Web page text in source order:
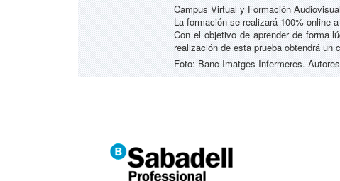
Campus Virtual y Formación
La formación se realizará 100% online
Con el objetivo de aprender de forma
realización de esta prueba obtendrá un
Foto: Banc Imatges Infermeres.